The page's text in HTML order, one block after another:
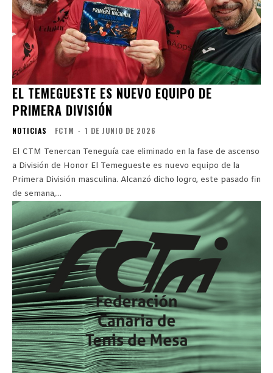
EL TEMEGUESTE ES NUEVO EQUIPO DE
PRIMERA DIVISIÓN
NOTICIAS FCTM - 1 DE JUNIO DE 2026
El CTM Tenercan Teneguía cae eliminado en la fase de ascenso
a División de Honor El Temegueste es nuevo equipo de la
Primera División masculina. Alcanzó dicho logro, este pasado fin
de semana,...